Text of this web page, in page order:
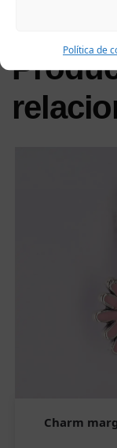
Política de
Charm